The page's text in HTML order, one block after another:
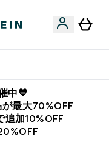
中💙
が最大70%OFF
追加10%OFF